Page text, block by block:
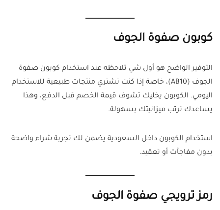
كوبون صفوة الجوف
التوفير الواضح هو أول شي تلاحظه عند استخدام كوبون صفوة
الجوف (AB10)، خاصة إذا كنت تشتري منتجات طبيعية للاستخدام
اليومي. الكوبون يخليك تشوف قيمة الخصم قبل الدفع، وهذا
يساعدك ترتب ميزانيتك بسهولة.
استخدام الكوبون داخل السعودية يضمن لك تجربة شراء واضحة
بدون مفاجآت أو تعقيد.
رمز ترويجي صفوة الجوف